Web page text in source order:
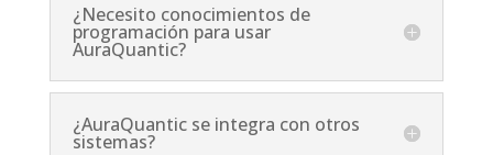
¿Necesito conocimientos de
programación para usar
AuraQuantic?
¿AuraQuantic se integra con otros
sistemas?